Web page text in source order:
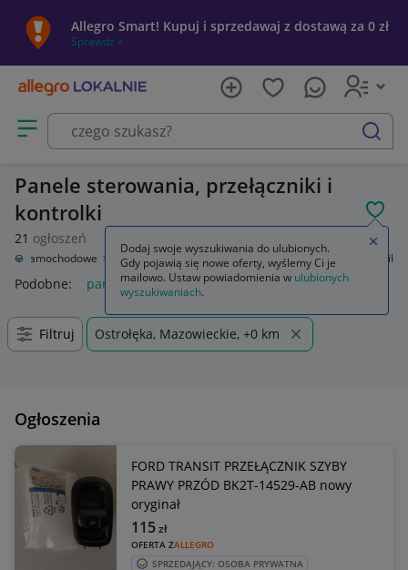
Allegro Smart! Kupuj i sprzedawaj z dostawą za 0 zł
Sprawdź »
Otwórz menu z kategoriami
szukaj
Panele sterowania, przełączniki i
kontrolki
21 ogłoszeń
samochodowe Wyposażenie wnętrza Panele sterowania, przełączniki
Podobne: panele sterowania przełączniki
Filtruj Ostrołęka, Mazowieckie, +0 km
Ogłoszenia
FORD TRANSIT PRZEŁĄCZNIK SZYBY
PRAWY PRZÓD BK2T-14529-AB nowy
oryginał
OFERTA ZALLEGRO
115zł
SPRZEDAJĄCY: OSOBA PRYWATNA
Dodaj swoje wyszukiwania do ulubionych.
Gdy pojawią się nowe oferty, wyślemy Ci je
mailowo. Ustaw powiadomienia w ulubionych
wyszukiwaniach.